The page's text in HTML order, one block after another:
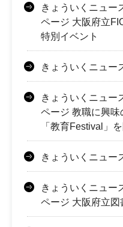
きょういくニュー
ページ 大阪府立
特別イベント
きょういくニュー
きょういくニュー
ページ 教職に興味
「教育Festival」
きょういくニュー
きょういくニュー
ページ 大阪府立図